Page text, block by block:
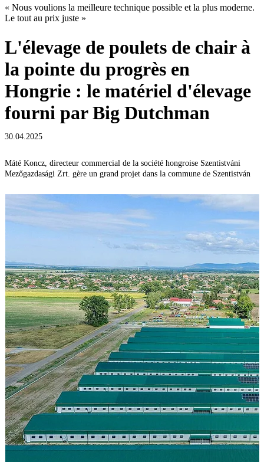
« Nous voulions la meilleure technique possible et la plus moderne.
Le tout au prix juste »
L'élevage de poulets de chair à
la pointe du progrès en
Hongrie : le matériel d'élevage
fourni par Big Dutchman
30.04.2025
Máté Koncz, directeur commercial de la société hongroise Szentistváni
Mezőgazdasági Zrt. gère un grand projet dans la commune de Szentistván